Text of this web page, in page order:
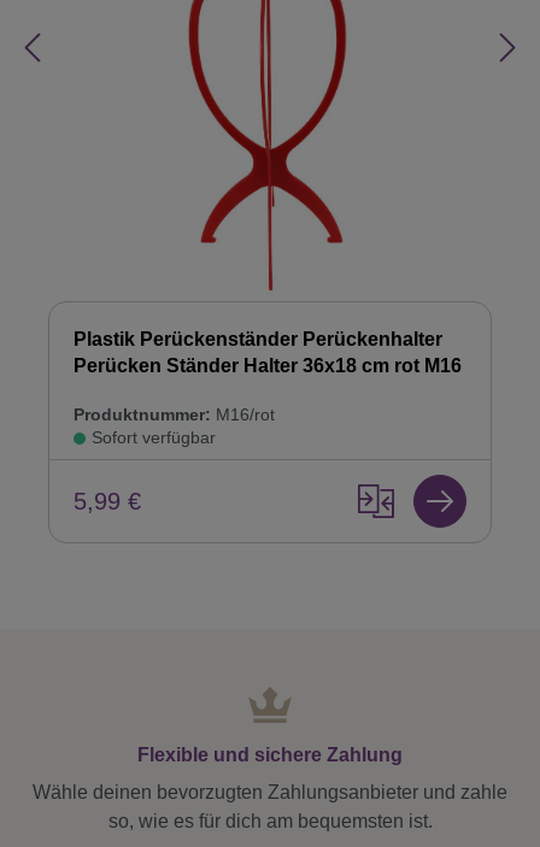
Plastik Perückenständer Perückenhalter
Perücken Ständer Halter 36x18 cm rot M16
Produktnummer: M16/rot
Sofort verfügbar
5,99 €
Flexible und sichere Zahlung
Wähle deinen bevorzugten Zahlungsanbieter und zahle
so, wie es für dich am bequemsten ist.